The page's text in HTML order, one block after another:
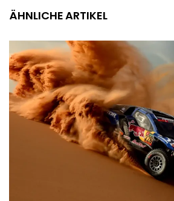
ÄHNLICHE ARTIKEL